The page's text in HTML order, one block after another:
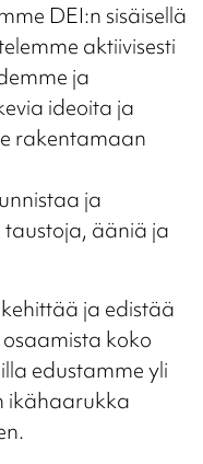
DEI:n sisäisellä
aktiivisesti
ja
ideoita ja
rakentamaan
ja
ääniä ja
ja edistää
koko
edustamme yli
ikähaarukka